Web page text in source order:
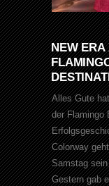
NEW ERA
Alles Gute
der Flamingo
Colorway
Samstag
Gestern gab